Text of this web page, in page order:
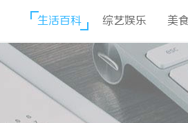
生活百科 综艺娱乐 美